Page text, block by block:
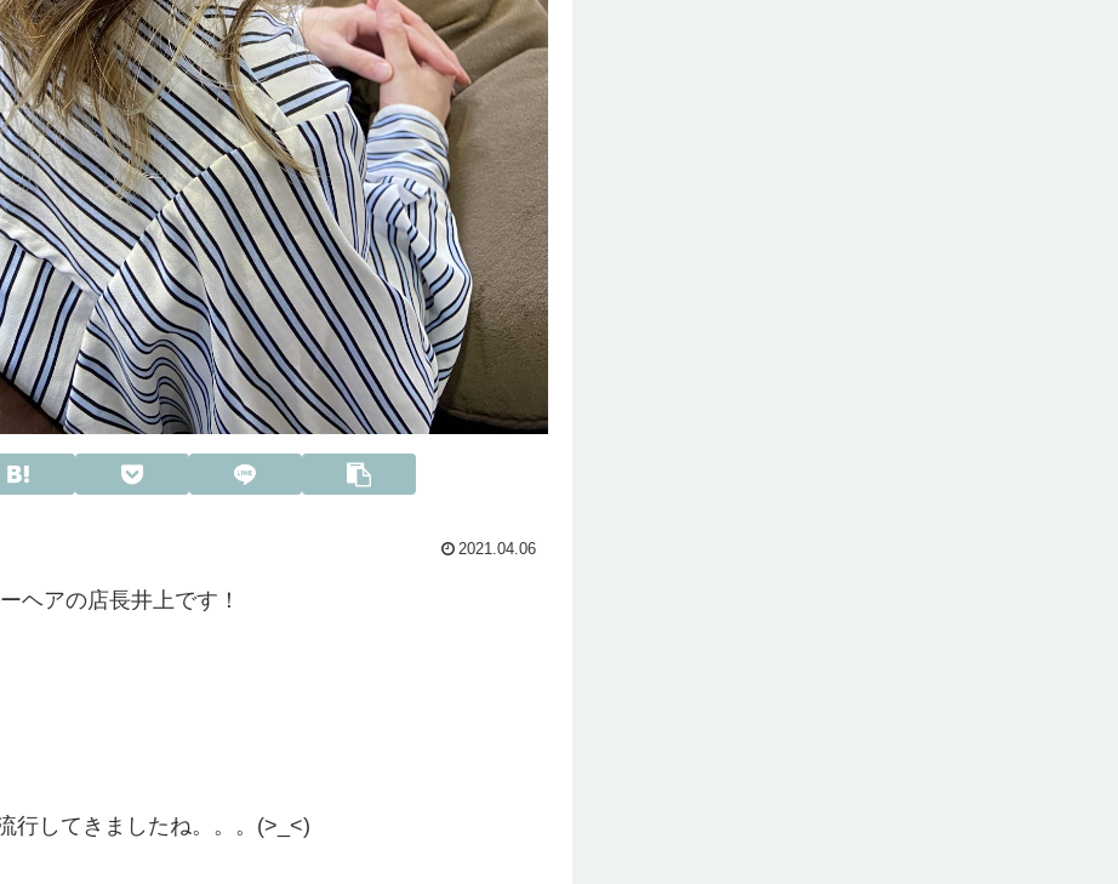
2021.04.06
ヘアの店長井上です！
行してきましたね。。。(>_<)